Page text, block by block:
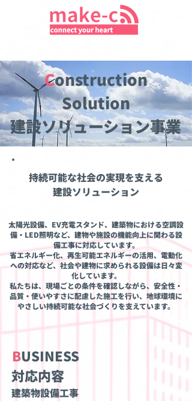
Construction
Solution
建設ソリューション事業
持続可能な社会の実現を支える
建設ソリューション
太陽光設備、EV充電スタンド、建築物における空調設
備・LED照明など、建物や施設の機能向上に関わる設
備工事に対応しています。
省エネルギー化、再生可能エネルギーの活用、電動化
への対応など、社会や建物に求められる設備は日々変
化しています。
私たちは、現場ごとの条件を確認しながら、安全性・
品質・使いやすさに配慮した施工を行い、地球環境に
やさしい持続可能な社会づくりを支えています。
BUSINESS
対応内容
​建築物設備工事